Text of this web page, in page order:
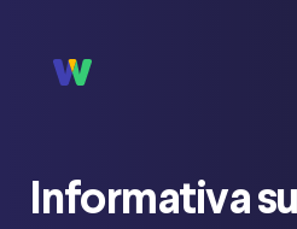
Informativa